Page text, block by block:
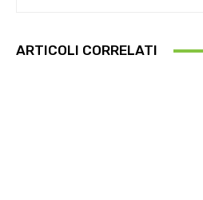
ARTICOLI CORRELATI